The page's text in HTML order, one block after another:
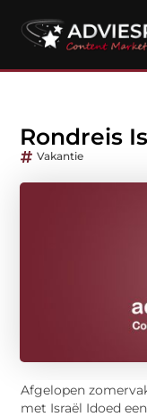
Rondreis
Vakantie
Afgelopen
met Israël Idoed een